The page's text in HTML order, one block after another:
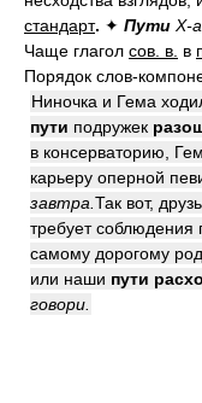
стандарт. ✦ Пути X-
Чаще глагол сов. в. в
Порядок слов-
Ниночка и Гема
пути подружек
в консерваторию,
карьеру оперной
завтра. Так вот,
требует
самому дорогому
или наши пути
говори.